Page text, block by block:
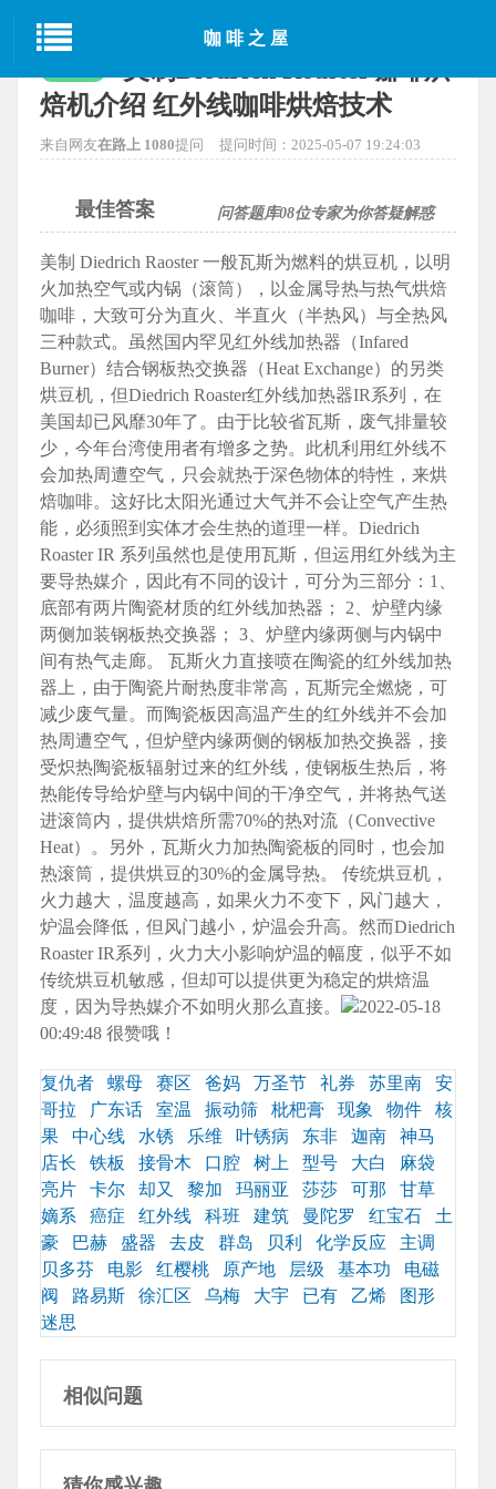
咖啡之屋
当前位置：
焙机介绍 红外线咖啡烘焙技术
来自网友在路上 1080提问 提问时间：2025-05-07 19:24:03
最佳答案 问答题库08位专家为你答疑解惑
美制 Diedrich Raoster 一般瓦斯为燃料的烘豆机，以明
火加热空气或内锅（滚筒），以金属导热与热气烘焙
咖啡，大致可分为直火、半直火（半热风）与全热风
三种款式。虽然国内罕见红外线加热器（Infared
Burner）结合钢板热交换器（Heat Exchange）的另类
烘豆机，但Diedrich Roaster红外线加热器IR系列，在
美国却已风靡30年了。由于比较省瓦斯，废气排量较
少，今年台湾使用者有增多之势。此机利用红外线不
会加热周遭空气，只会就热于深色物体的特性，来烘
焙咖啡。这好比太阳光通过大气并不会让空气产生热
能，必须照到实体才会生热的道理一样。Diedrich
Roaster IR 系列虽然也是使用瓦斯，但运用红外线为主
要导热媒介，因此有不同的设计，可分为三部分：1、
底部有两片陶瓷材质的红外线加热器； 2、炉壁内缘
两侧加装钢板热交换器； 3、炉壁内缘两侧与内锅中
间有热气走廊。 瓦斯火力直接喷在陶瓷的红外线加热
器上，由于陶瓷片耐热度非常高，瓦斯完全燃烧，可
减少废气量。而陶瓷板因高温产生的红外线并不会加
热周遭空气，但炉壁内缘两侧的钢板加热交换器，接
受炽热陶瓷板辐射过来的红外线，使钢板生热后，将
热能传导给炉壁与内锅中间的干净空气，并将热气送
进滚筒内，提供烘焙所需70%的热对流（Convective
Heat）。另外，瓦斯火力加热陶瓷板的同时，也会加
热滚筒，提供烘豆的30%的金属导热。 传统烘豆机，
火力越大，温度越高，如果火力不变下，风门越大，
炉温会降低，但风门越小，炉温会升高。然而Diedrich
Roaster IR系列，火力大小影响炉温的幅度，似乎不如
传统烘豆机敏感，但却可以提供更为稳定的烘焙温
度，因为导热媒介不如明火那么直接。
2022-05-18
00:49:48 很赞哦！
复仇者 螺母 赛区 爸妈 万圣节 礼券 苏里南
安
哥拉
广东话 室温 振动筛 枇杷膏 现象 物件
核
果
中心线 水锈 乐维 叶锈病 东非 迦南
神马
店长
铁板 接骨木 口腔 树上 型号 大白
麻袋
亮片
卡尔 却又 黎加 玛丽亚 莎莎 可那
甘草
嫡系
癌症 红外线 科班 建筑 曼陀罗 红宝石
土
豪
巴赫 盛器 去皮 群岛 贝利 化学反应
主调
贝多芬
电影 红樱桃 原产地 层级 基本功
电磁
阀
路易斯 徐汇区 乌梅 大宇 已有 乙烯
图形
迷思
相似问题